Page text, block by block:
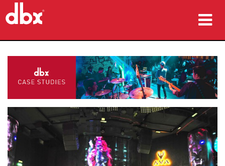
Studi Kasus
tempat membeli
pelatihan
dukungan